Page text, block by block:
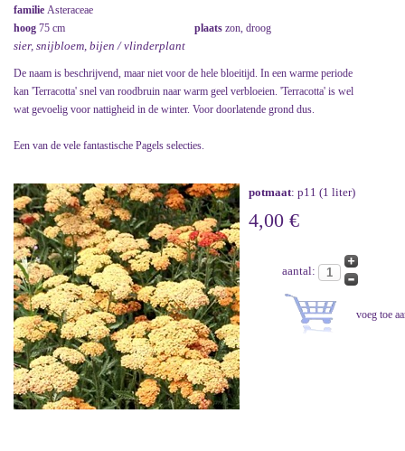
familie Asteraceae
hoog 75 cm plaats zon, droog
sier, snijbloem, bijen / vlinderplant
De naam is beschrijvend, maar niet voor de hele bloeitijd. In een warme periode
kan 'Terracotta' snel van roodbruin naar warm geel verbloeien. 'Terracotta' is wel
wat gevoelig voor nattigheid in de winter. Voor doorlatende grond dus.
Een van de vele fantastische Pagels selecties.
potmaat: p11 (1 liter)
4,00 €
aantal: